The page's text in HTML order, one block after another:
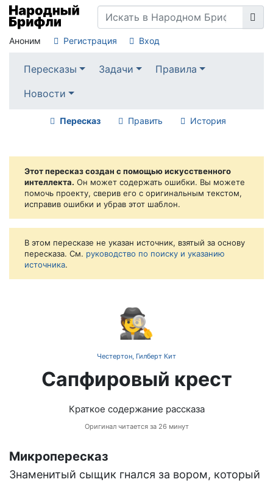
Аноним Регистрация Вход
Пересказы Задачи
Правила
Новости
Пересказ Править История
Этот пересказ создан с помощью искусственного
интеллекта. Он может содержать ошибки. Вы можете
помочь проекту, сверив его с оригинальным текстом,
исправив ошибки и убрав этот шаблон.
В этом пересказе не указан источник, взятый за основу
пересказа. См. руководство по поиску и указанию
источника.
🕵️
Честертон, Гилберт Кит
Сапфировый крест
Краткое содержание рассказа
Оригинал читается за 26 минут
Микропересказ
Знаменитый сыщик гнался за вором, который